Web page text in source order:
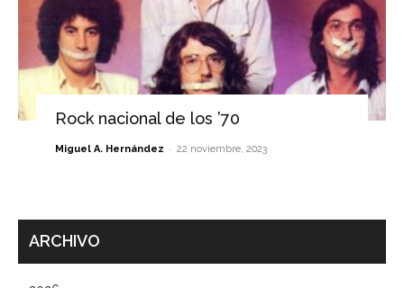
Rock nacional de los ’70
Miguel A. Hernández - 22 noviembre, 2023
ARCHIVO